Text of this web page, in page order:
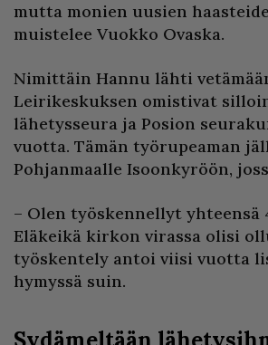
mutta monien uusien
muistelee Vuokko Ovaska.
Nimittäin Hannu lähti
Leirikeskuksen omistivat
lähetysseura ja Posion
vuotta. Tämän työrupeaman
Pohjanmaalle Isoonkyröön,
– Olen työskennellyt
Eläkeikä kirkon virassa olisi
työskentely antoi viisi vuotta
hymyssä suin.